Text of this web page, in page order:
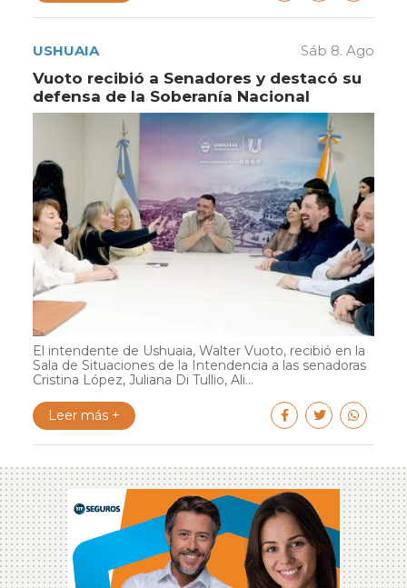
USHUAIA Sáb 8. Ago
Vuoto recibió a Senadores y destacó su
defensa de la Soberanía Nacional
El intendente de Ushuaia, Walter Vuoto, recibió en la
Sala de Situaciones de la Intendencia a las senadoras
Cristina López, Juliana Di Tullio, Ali...
Leer más +